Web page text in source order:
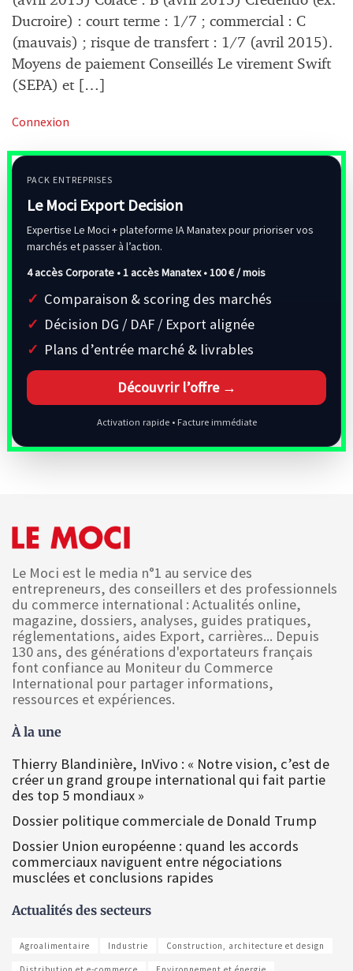
Ducroire) : court terme : 1/7 ; commercial : C
(mauvais) ; risque de transfert : 1/7 (avril 2015).
Moyens de paiement Conseillés Le virement Swift
(SEPA) et […]
Connexion
PACK ENTREPRISES
Le Moci Export Decision
Expertise Le Moci + plateforme IA Manatex pour prioriser vos
marchés et passer à l’action.
4 accès Corporate • 1 accès Manatex •100 € / mois
Comparaison & scoring des marchés
Décision DG / DAF / Export alignée
Plans d’entrée marché & livrables
Découvrir l’offre →
Activation rapide • Facture immédiate
Le Moci est le media n°1 au service des
entrepreneurs, des conseillers et des professionnels
du commerce international : Actualités online,
magazine, dossiers, analyses, guides pratiques,
réglementations, aides Export, carrières... Depuis
130 ans, des générations d'exportateurs français
font confiance au Moniteur du Commerce
International pour partager informations,
ressources et expériences.
À la une
Thierry Blandinière, InVivo : « Notre vision, c’est de
créer un grand groupe international qui fait partie
des top 5 mondiaux »
Dossier politique commerciale de Donald Trump
Dossier Union européenne : quand les accords
commerciaux naviguent entre négociations
musclées et conclusions rapides
Actualités des secteurs
Agroalimentaire Industrie Construction, architecture et design